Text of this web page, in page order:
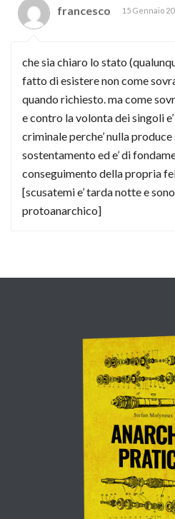
francesco 15 Gennaio
che sia chiaro lo stato
fatto di esistere non come
quando richiesto. ma come
e contro la volonta dei singoli
criminale perche’ nulla
sostentamento ed e’ di
conseguimento della propria
[scusatemi e’ tarda notte e
protoanarchico]